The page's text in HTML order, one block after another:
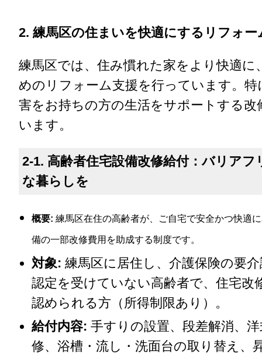
2. 練馬区の住まいを快適にするリフォー
練馬区では、住み慣れた家をより快適に
めのリフォーム支援を行っています。特
害をお持ちの方の生活をサポートする改
います。
2-1. 高齢者住宅設備改修給付：バリアフ
な暮らしを
概要: 練馬区在住の高齢者が、ご自宅で安全かつ快適
備の一部改修費用を助成する制度です。
対象: 練馬区に居住し、介護保険の要
認定を受けていない高齢者で、住宅改
認められる方（所得制限あり）。
給付内容: 手すりの設置、段差解消、
修、浴槽・流し・洗面台の取り替え、